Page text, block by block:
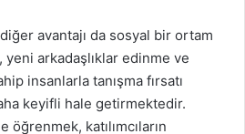
avantajı da sosyal bir ortam
yeni arkadaşlıklar edinme ve
insanlarla tanışma fırsatı
keyifli hale getirmektedir.
katılımcıların